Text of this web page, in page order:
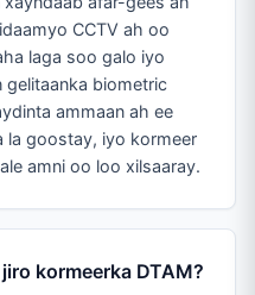
CCTV ah oo
laga soo galo iyo
gelitaanka biometric
ammaan ah ee
goostay, iyo kormeer
amni oo loo xilsaaray.
kormeerka DTAM?